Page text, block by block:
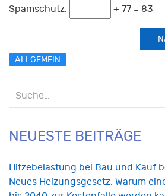
Spamschutz: + 77 = 83
ALLGEMEIN
Suche
nach:
NEUESTE BEITRÄGE
Hitzebelastung bei Bau und Kauf
Neues Heizungsgesetz: Warum